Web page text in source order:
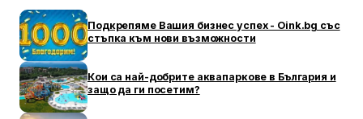
Подкрепяме Вашия бизнес успех - Oink.bg със
стъпка към нови възможности
Кои са най-добрите аквапаркове в България и
защо да ги посетим?